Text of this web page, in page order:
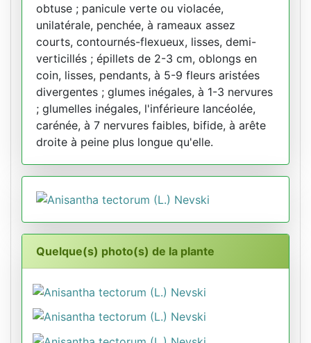
obtuse ; panicule verte ou violacée,
unilatérale, penchée, à rameaux assez
courts, contournés-flexueux, lisses, demi-
verticillés ; épillets de 2-3 cm, oblongs en
coin, lisses, pendants, à 5-9 fleurs aristées
divergentes ; glumes inégales, à 1-3 nervures
; glumelles inégales, l'inférieure lancéolée,
carénée, à 7 nervures faibles, bifide, à arête
droite à peine plus longue qu'elle.
Quelque(s) photo(s) de la plante